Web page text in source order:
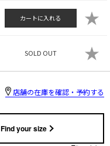
カートに入れる ★
SOLD OUT ★
店舗の在庫を確認・予約する
Find your size